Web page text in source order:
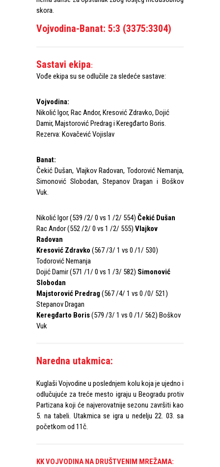
skora.
Vojvodina-Banat: 5:3 (3375:3304)
Sastavi ekipa:
Vođe ekipa su se odlučile za sledeće sastave:
Vojvodina:
Nikolić Igor, Rac Andor, Kresović Zdravko, Dojić
Damir, Majstorović Predrag i Keregđarto Boris.
Rezerva: Kovačević Vojislav
Banat:
Čekić Dušan, Vlajkov Radovan, Todorović Nemanja,
Simonović Slobodan, Stepanov Dragan i Boškov
Vuk.
Nikolić Igor (539 /2/ 0 vs 1 /2/ 554) Čekić Dušan
Rac Andor (552 /2/ 0 vs 1 /2/ 555) Vlajkov
Radovan
Kresović Zdravko (567 /3/ 1 vs 0 /1/ 530)
Todorović Nemanja
Dojić Damir (571 /1/ 0 vs 1 /3/ 582) Simonović
Slobodan
Majstorović Predrag (567 /4/ 1 vs 0 /0/ 521)
Stepanov Dragan
Keregđarto Boris(579 /3/ 1 vs 0 /1/ 562) Boškov
Vuk
Naredna utakmica:
Kuglaši Vojvodine u poslednjem kolu koja je ujedno i
odlučujuće za treće mesto igraju u Beogradu protiv
Partizana koji će najverovatnije sezonu završiti kao
5. na tabeli. Utakmica se igra u nedelju 22. 03. sa
početkom od 11č.
KK VOJVODINA NA DRUŠTVENIM MREŽAMA: